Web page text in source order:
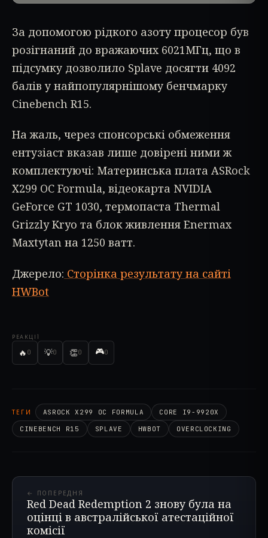
РЕАКЦІЇ
🔥 0 💡0 👏0 🎮0
За допомогою рідкого азоту процесор був
розігнаний до вражаючих 6021МГц, що в
підсумку дозволило Splave досягти 4092
балів у найпопулярнішому бенчмарку
Cinebench R15.
На жаль, через спонсорські обмеження
ентузіаст вказав лише довірені ними ж
комплектуючі: Материнська плата ASRock
X299 OC Formula, відеокарта NVIDIA
GeForce GT 1030, термопаста Thermal
Grizzly Kryo та блок живлення Enermax
Maxtytan на 1250 ватт.
Джерело: Сторінка результату на сайті
HWBot
ТЕГИ ASROCK X299 OC FORMULA
CORE I9-9920X
CINEBENCH R15
SPLAVE HWBOT OVERCLOCKING
← ПОПЕРЕДНЯ
Red Dead Redemption 2 знову була на
оцінці в австралійської атестаційної
комісії